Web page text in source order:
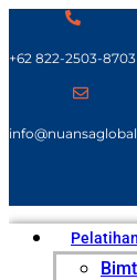
+62 822-2503-8703